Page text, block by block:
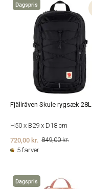
Dagspris
Fjällräven Skule rygsæk 28L
H50 x B29 x D18 cm
849,00 kr.
720,00 kr.
5 farver
Dagspris